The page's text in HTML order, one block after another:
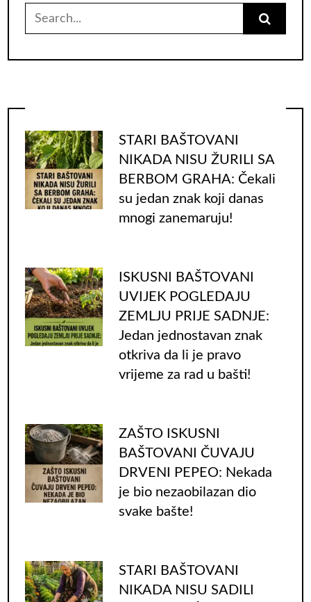
Search
STARI BAŠTOVANI
NIKADA NISU ŽURILI SA
BERBOM GRAHA: Čekali
su jedan znak koji danas
mnogi zanemaruju!
ISKUSNI BAŠTOVANI
UVIJEK POGLEDAJU
ZEMLJU PRIJE SADNJE:
Jedan jednostavan znak
otkriva da li je pravo
vrijeme za rad u bašti!
ZAŠTO ISKUSNI
BAŠTOVANI ČUVAJU
DRVENI PEPEO: Nekada
je bio nezaobilazan dio
svake bašte!
STARI BAŠTOVANI
NIKADA NISU SADILI